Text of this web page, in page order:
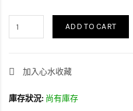
ADD TO CART
加入心水收藏
庫存狀況: 尚有庫存